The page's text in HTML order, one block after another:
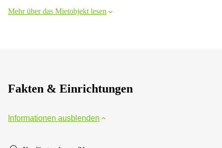
Mehr über das Mietobjekt lesen
Fakten & Einrichtungen
Informationen ausblenden